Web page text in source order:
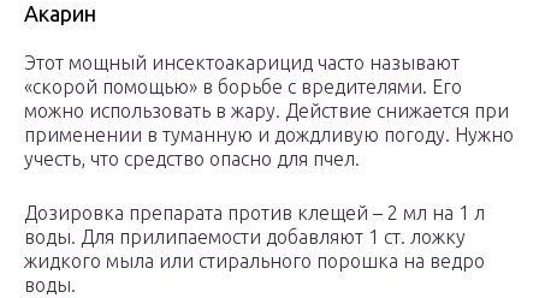
Акарин
Этот мощный инсектоакарицид часто называют
«скорой помощью» в борьбе с вредителями. Его
можно использовать в жару. Действие снижается при
применении в туманную и дождливую погоду. Нужно
учесть, что средство опасно для пчел.
Дозировка препарата против клещей – 2 мл на 1 л
воды. Для прилипаемости добавляют 1 ст. ложку
жидкого мыла или стирального порошка на ведро
воды.